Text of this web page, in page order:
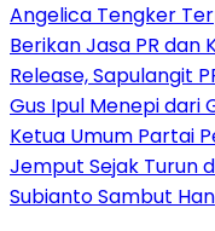
Angelica Tengker
Berikan Jasa PR dan
Release, Sapulangit
Gus Ipul Menepi dari
Ketua Umum Partai
Jemput Sejak Turun
Subianto Sambut